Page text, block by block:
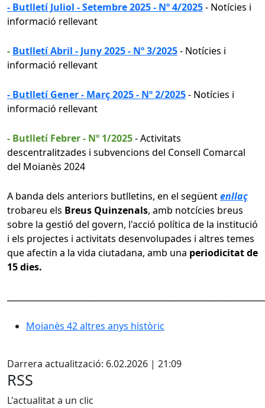
- Butlletí Juliol - Setembre 2025 - Nº 4/2025- Notícies i
informació rellevant
- Butlletí Abril - Juny 2025 - Nº 3/2025- Notícies i
informació rellevant
- Butlletí Gener - Març 2025 - Nº 2/2025- Notícies i
informació rellevant
- Butlletí Febrer - Nº 1/2025- Activitats
descentralitzades i subvencions del Consell Comarcal
del Moianès 2024
A banda dels anteriors butlletins, en el següentenllaç
trobareu els Breus Quinzenals, amb notcícies breus
sobre la gestió del govern, l'acció política de la institució
i els projectes i activitats desenvolupades i altres temes
que afectin a la vida ciutadana, amb una periodicitat de
15 dies.
Moianès 42 altres anys històric
Darrera actualització: 6.02.2026 | 21:09
RSS
L'actualitat a un clic